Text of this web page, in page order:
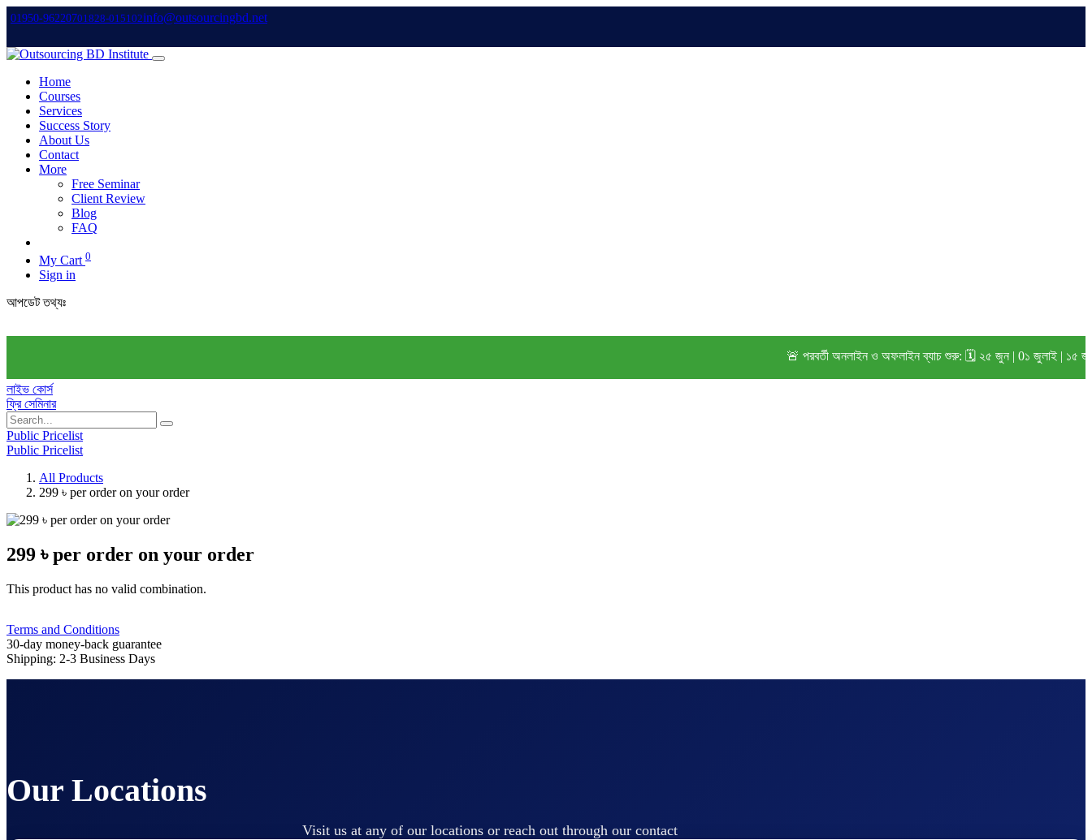
01950-96220701828-015102info@outsourcingbd.net
Home
Courses
Services
Success Story
About Us
Contact
More
Free Seminar
Client Review
Blog
FAQ
My Cart 0
Sign in
আপডেট তথ্যঃ
🚨 পরবর্তী অনলাইন ও অফলাইন ব্যাচ শুরু: 🗓️ ২৫ জুন | 0১ জুলাই | ১৫ জুলাই
লাইভ কোর্স
ফ্রি সেমিনার
Public Pricelist
Public Pricelist
All Products
299 ৳ per order on your order
299 ৳ per order on your order
This product has no valid combination.
Terms and Conditions
30-day money-back guarantee
Shipping: 2-3 Business Days
Our Locations
Visit us at any of our locations or reach out through our contact